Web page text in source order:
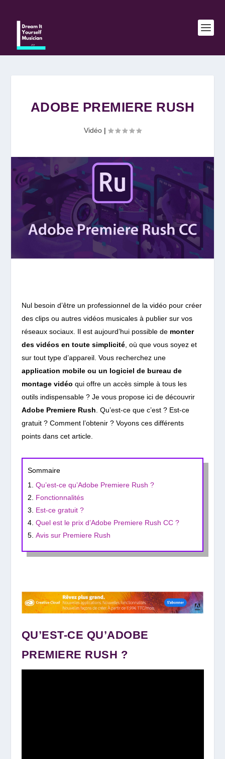
ADOBE PREMIERE RUSH
Vidéo |
Nul besoin d’être un professionnel de la vidéo pour créer
des clips ou autres vidéos musicales à publier sur vos
réseaux sociaux. Il est aujourd’hui possible de monter
des vidéos en toute simplicité, où que vous soyez et
sur tout type d’appareil. Vous recherchez une
application mobile ou un logiciel de bureau de
montage vidéo qui offre un accès simple à tous les
outils indispensable ? Je vous propose ici de découvrir
Adobe Premiere Rush . Qu’est-ce que c’est ? Est-ce
gratuit ? Comment l’obtenir ? Voyons ces différents
points dans cet article.
Sommaire
Qu’est-ce qu’Adobe Premiere Rush ?
Fonctionnalités
Est-ce gratuit ?
Quel est le prix d’Adobe Premiere Rush CC ?
Avis sur Premiere Rush
QU’EST-CE QU’ADOBE
PREMIERE RUSH ?